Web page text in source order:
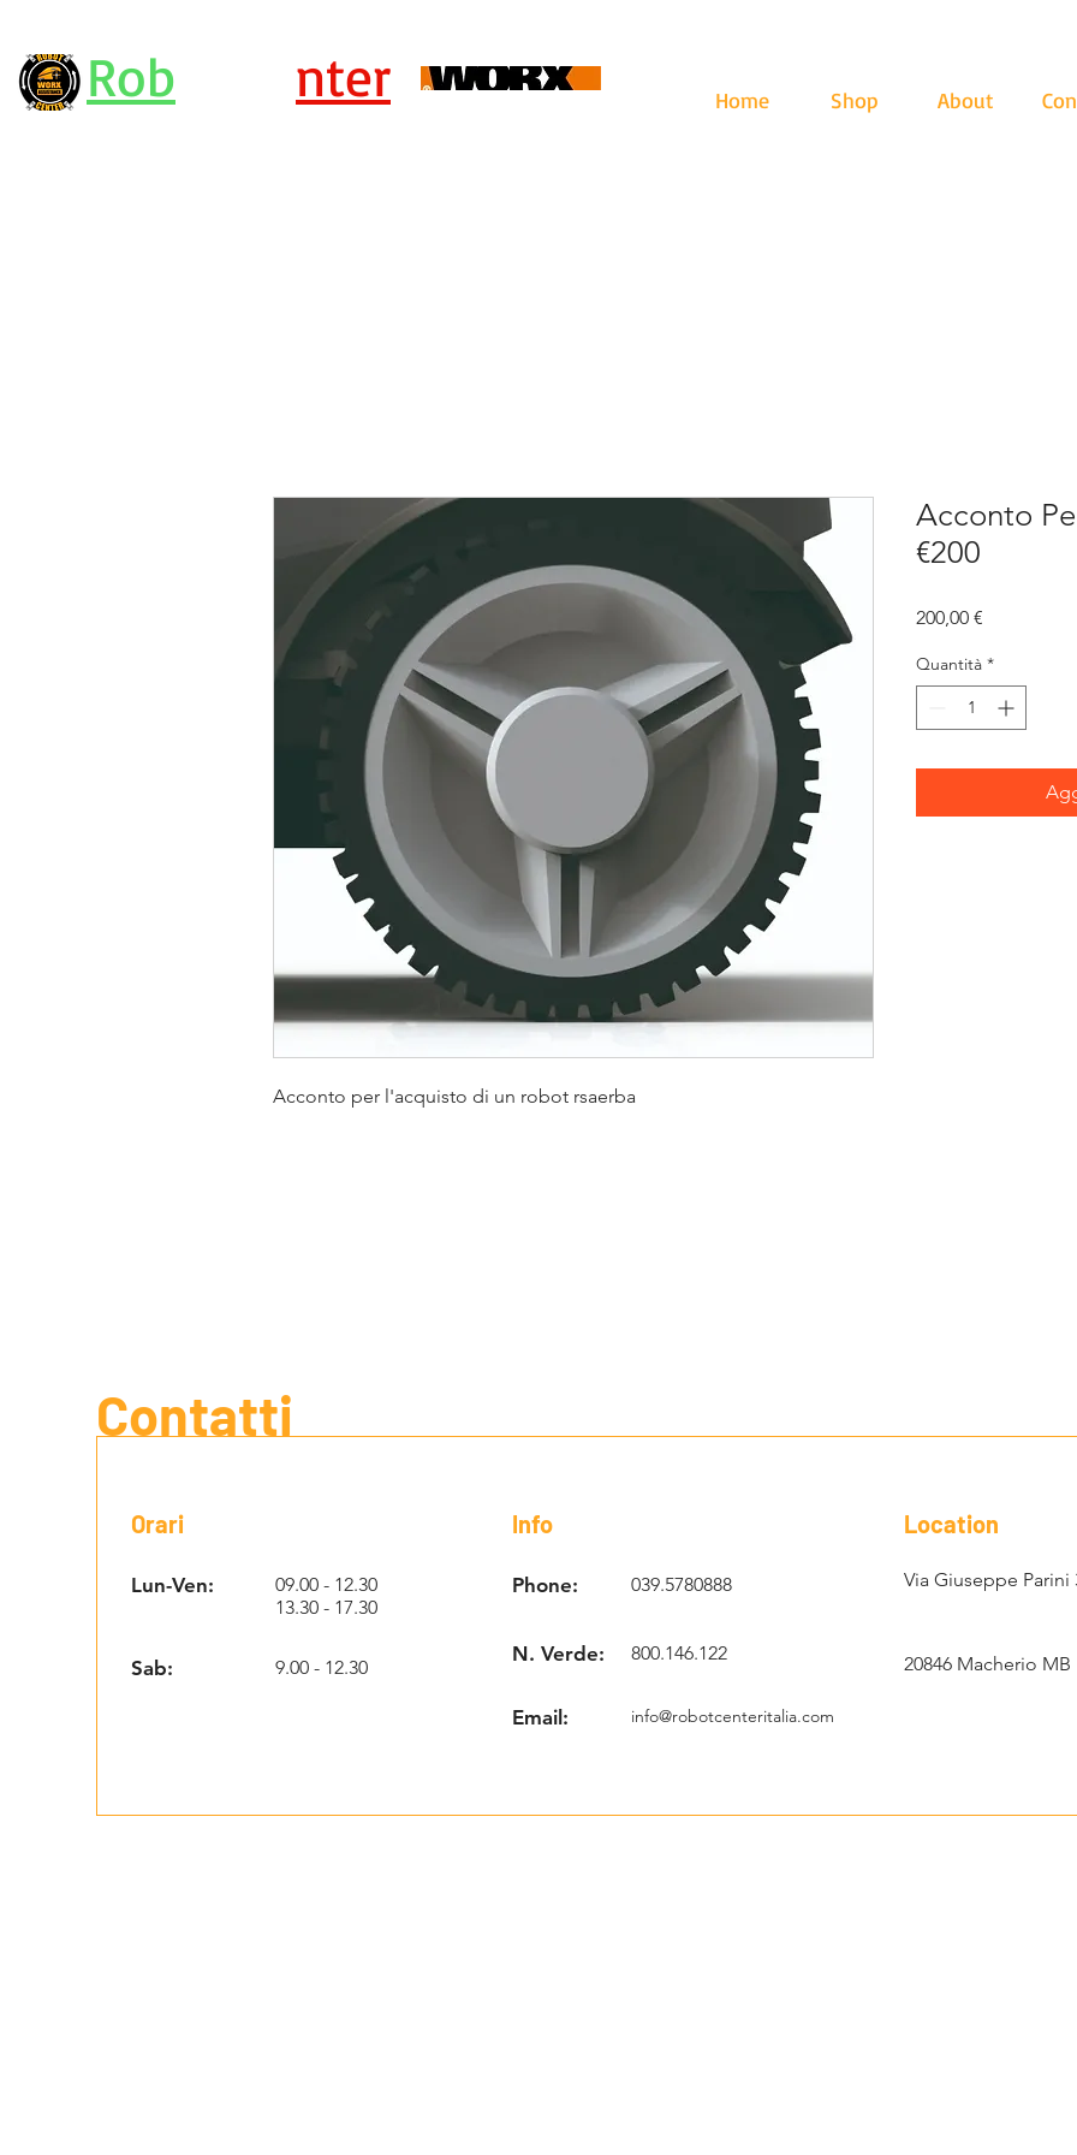
Rob nter Home Shop About
Acconto per l'acquisto di un robot rsaerba
Acconto
€200
200,00 €
Quantità *
Contatti
Orari
Lun-Ven:
09.00 - 12.30
13.30 - 17.30
Sab: 9.00 - 12.30
Info
Phone: 039.5780888
N. Verde: 800.146.122
Email: info@robotcenteritalia.com
Location
Via Giuseppe Parini
20846 Macherio MB